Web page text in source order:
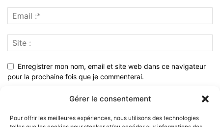
Gérer le consentement
Pour offrir les meilleures expériences, nous utilisons des technologies
Enregistrer mon nom, email et site web dans ce navigateur
pour la prochaine fois que je commenterai.